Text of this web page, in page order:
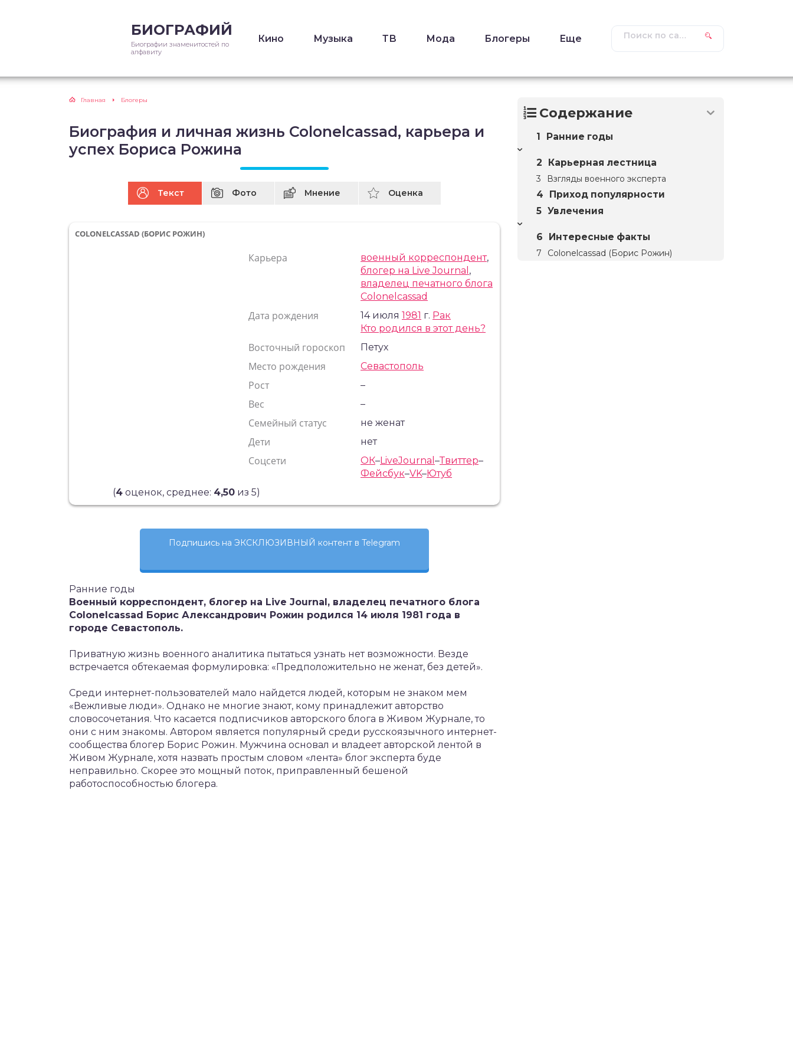
БИОГРАФИЙ
Биографии знаменитостей по
алфавиту
Кино Музыка ТВ Мода Блогеры Еще
Главная Блогеры
Биография и личная жизнь Colonelcassad, карьера и
успех Бориса Рожина
Текст Фото Мнение Оценка
COLONELCASSAD (БОРИС РОЖИН)
Карьера военный корреспондент,
блогер на Live Journal ,
владелец печатного блога
Colonelcassad
Дата рождения 14 июля1981 г. Рак
Кто родился в этот день?
Восточный гороскоп Петух
Место рождения Севастополь
Рост –
Вес –
Семейный статус не женат
Дети нет
Соцсети ОК–LiveJournal–Твиттер–
Фейсбук–VK–Ютуб
(4 оценок, среднее: 4,50 из 5)
Подпишись на ЭКСКЛЮЗИВНЫЙ контент в Telegram
Ранние годы
Военный корреспондент, блогер на Live Journal, владелец печатного блога
Colonelcassad Борис Александрович Рожин родился 14 июля 1981 года в
городе Севастополь.
Приватную жизнь военного аналитика пытаться узнать нет возможности. Везде
встречается обтекаемая формулировка: «Предположительно не женат, без детей».
Среди интернет-пользователей мало найдется людей, которым не знаком мем
«Вежливые люди». Однако не многие знают, кому принадлежит авторство
словосочетания. Что касается подписчиков авторского блога в Живом Журнале, то
они с ним знакомы. Автором является популярный среди русскоязычного интернет-
сообщества блогер Борис Рожин. Мужчина основал и владеет авторской лентой в
Живом Журнале, хотя назвать простым словом «лента» блог эксперта буде
неправильно. Скорее это мощный поток, приправленный бешеной
работоспособностью блогера.
Содержание
Ранние годы
Карьерная лестница
Взгляды военного эксперта
Приход популярности
Увлечения
Интересные факты
Colonelcassad (Борис Рожин)